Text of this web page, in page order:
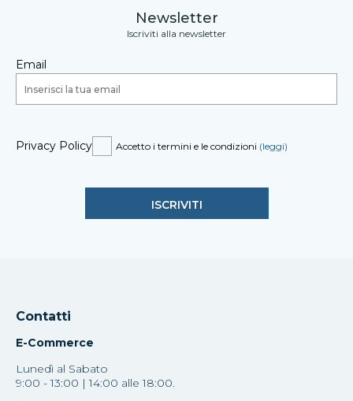
Newsletter
Iscriviti alla newsletter
Email
Privacy Policy Accetto i termini e le condizioni (leggi)
Contatti
E-Commerce
Lunedì al Sabato
9:00 - 13:00 | 14:00 alle 18:00.